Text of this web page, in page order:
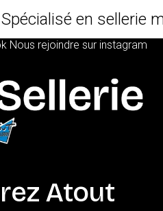
Nous rejoindre sur instagram
Atout
en sellerie